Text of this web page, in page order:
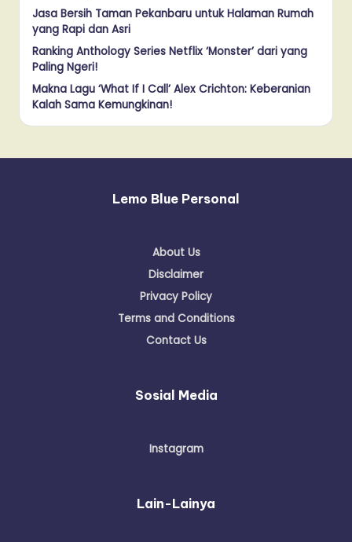
Jasa Bersih Taman Pekanbaru untuk Halaman Rumah
yang Rapi dan Asri
Ranking Anthology Series Netflix ‘Monster’ dari yang
Paling Ngeri!
Makna Lagu ‘What If I Call’ Alex Crichton: Keberanian
Kalah Sama Kemungkinan!
Lemo Blue Personal
About Us
Disclaimer
Privacy Policy
Terms and Conditions
Contact Us
Sosial Media
Instagram
Lain-Lainya